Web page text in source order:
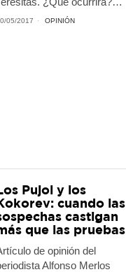
05/2017 OPINIÓN
Pujol y los
cuando las
castigan
que las pruebas
de opinión del
Alfonso Merlos